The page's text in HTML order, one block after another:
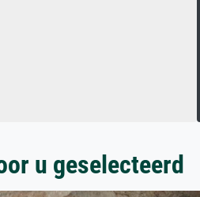
u geselecteerd